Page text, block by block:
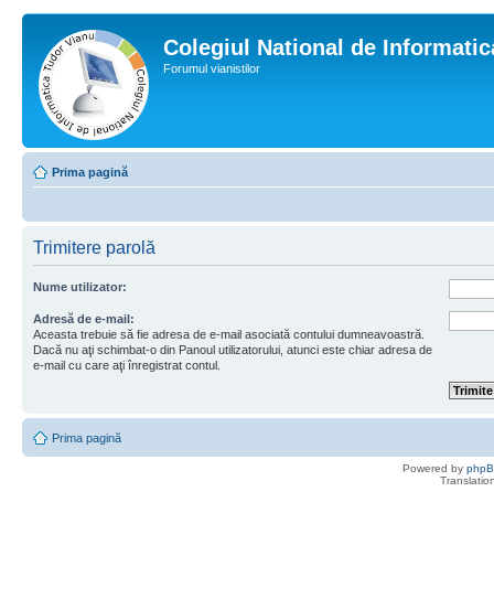
Colegiul National de
Forumul vianistilor
Prima pagină
Trimitere parolă
Nume utilizator:
Adresă de e-mail:
Aceasta trebuie să fie adresa de e-mail asociată contului dumneavoastră.
Dacă nu aţi schimbat-o din Panoul utilizatorului, atunci este chiar adresa de
e-mail cu care aţi înregistrat contul.
Prima pagină
Powered by